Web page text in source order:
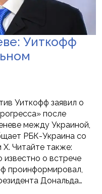
Уиткофф
Уиткофф заявил о
после
между Украиной,
РБК-Украина со
Х. Читайте также:
известно о встрече
проинформировал,
Дональда…